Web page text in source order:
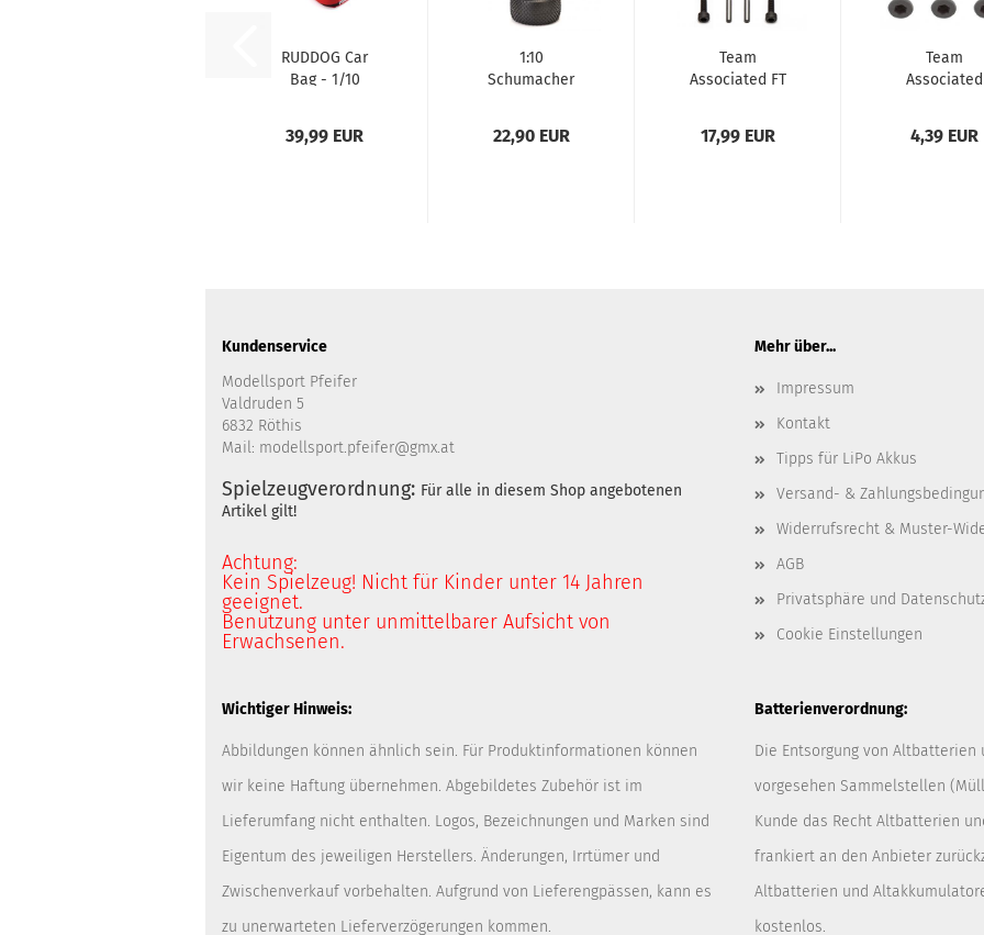
RUDDOG Car
Bag - 1/10
39,99 EUR
1:10
Schumacher
4WD...
22,90 EUR
Team
Associated FT
17,99 EUR
Team
Associated
4,39 EUR
Kundenservice
Modellsport Pfeifer
Valdruden 5
6832 Röthis
Mail: modellsport.pfeifer@gmx.at
Spielzeugverordnung: Für alle in diesem Shop angebotenen
Artikel gilt!
Achtung:
Kein Spielzeug! Nicht für Kinder unter 14 Jahren
geeignet.
Benutzung unter unmittelbarer Aufsicht von
Erwachsenen.
Mehr über...
Impressum
Kontakt
Tipps für LiPo Akkus
Versand- &
Widerrufsrecht & Muster-
AGB
Privatsphäre und
Cookie Einstellungen
Wichtiger Hinweis:
Abbildungen können ähnlich sein. Für Produktinformationen können
wir keine Haftung übernehmen. Abgebildetes Zubehör ist im
Lieferumfang nicht enthalten. Logos, Bezeichnungen und Marken sind
Eigentum des jeweiligen Herstellers. Änderungen, Irrtümer und
Zwischenverkauf vorbehalten. Aufgrund von Lieferengpässen, kann es
zu unerwarteten Lieferverzögerungen kommen.
Batterienverordnung:
Die Entsorgung von
vorgesehen Sammelstellen
Kunde das Recht Altbatterien
frankiert an den Anbieter
Altbatterien und
kostenlos.